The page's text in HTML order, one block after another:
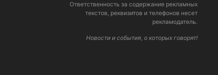
Ответственность за содержание рекламных
текстов, реквизитов и телефонов несет
рекламодатель.
Новости и события, о которых говорят!